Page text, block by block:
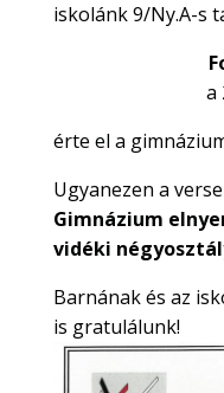
iskolánk 9/Ny.A-s
a
érte el a
Ugyanezen a
Gimnázium
vidéki
Barnának és az
is gratulálunk!